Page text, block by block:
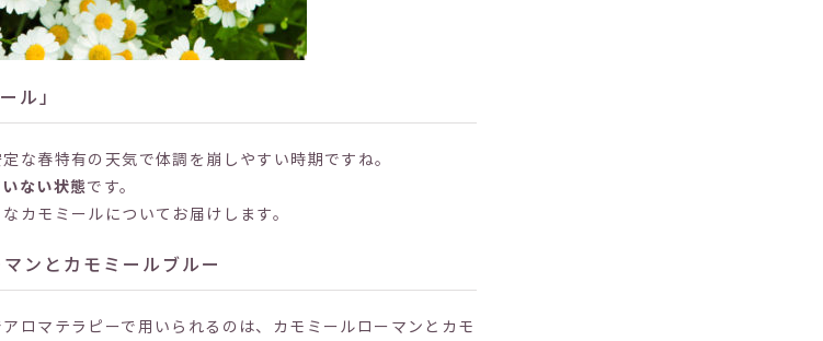
」
な春特有の天気で体調を崩しやすい時期ですね。
ない状態です。
カモミールについてお届けします。
ンとカモミールブルー
ロマテラピーで用いられるのは、カモミールローマンとカモ